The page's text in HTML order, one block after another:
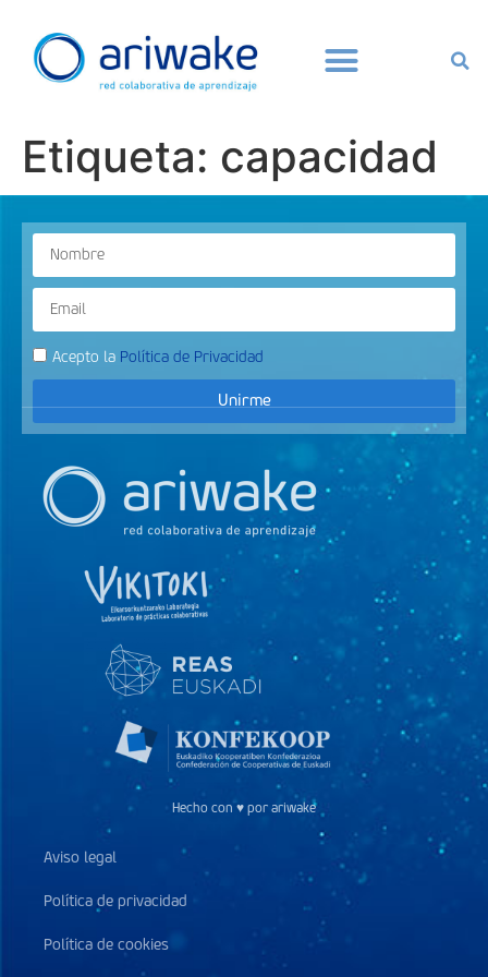
Etiqueta: capacidad
Acepto la Política de Privacidad
Unirme
Hecho con ♥ por ariwake
Aviso legal
Política de privacidad
Política de cookies